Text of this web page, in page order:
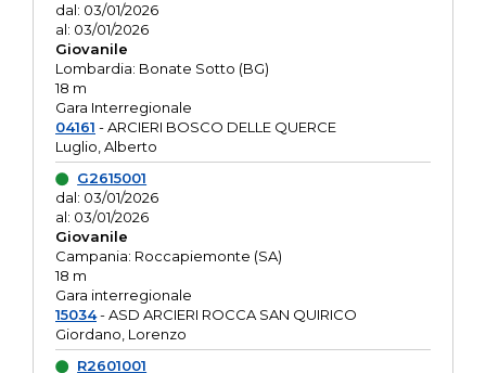
dal: 03/01/2026
al: 03/01/2026
Giovanile
Lombardia: Bonate Sotto (BG)
18 m
Gara Interregionale
04161 - ARCIERI BOSCO DELLE QUERCE
Luglio, Alberto
G2615001
dal: 03/01/2026
al: 03/01/2026
Giovanile
Campania: Roccapiemonte (SA)
18 m
Gara interregionale
15034- ASD ARCIERI ROCCA SAN QUIRICO
Giordano, Lorenzo
R2601001